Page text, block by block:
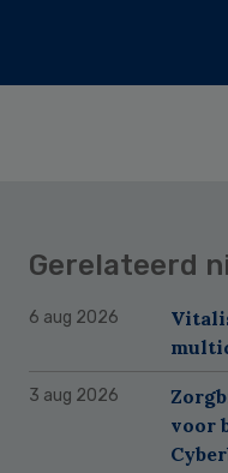
Gerelateerd
6 aug 2026
3 aug 2026
voor